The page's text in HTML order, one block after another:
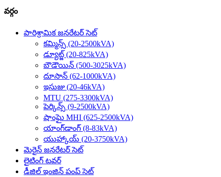
వర్గం
పారిశ్రామిక జనరేటర్ సెట్
కమ్మిన్స్ (20-2500kVA)
డ్యూట్జ్ (20-825kVA)
బౌడౌయిన్ (500-3025kVA)
దూసాన్ (62-1000kVA)
ఇసుజు (20-46kVA)
MTU (275-3300kVA)
పెర్కిన్స్ (9-2500kVA)
షాంఘై MHI (625-2500kVA)
యాంగ్‌డాంగ్ (8-83kVA)
యుహ్కాయ్ (20-3750kVA)
మెరైన్ జనరేటర్ సెట్
లైటింగ్ టవర్
డీజిల్ ఇంజిన్ పంప్ సెట్